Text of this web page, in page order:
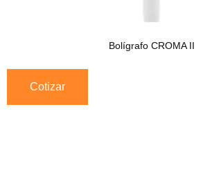
Bolígrafo CROMA II
Cotizar